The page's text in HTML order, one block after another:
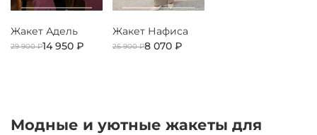
Жакет Адель
29 900 ₽14 950 ₽
Жакет Нафиса
26 900 ₽8 070 ₽
Модные и уютные жакеты для